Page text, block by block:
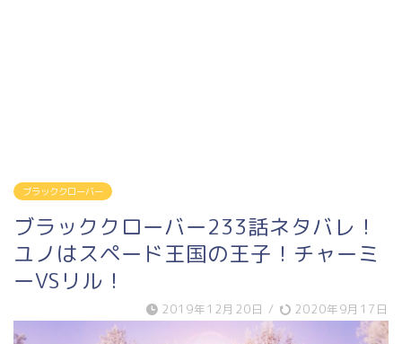
ブラッククローバー
ブラッククローバー233話ネタバレ！
ユノはスペード王国の王子！チャーミ
ーVSリル！
2019年12月20日 / 2020年9月17日